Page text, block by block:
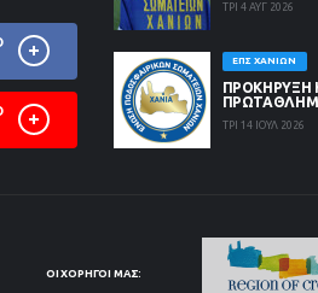
ΤΡΙ 4 ΑΥΓ 2026
ΕΠΣ ΧΑΝΊΩΝ
ΠΡΟΚΗΡΥΞΗ
ΤΡΙ 14 ΙΟΥΛ 2026
ΟΙ ΧΟΡΗΓΟΊ ΜΑΣ: